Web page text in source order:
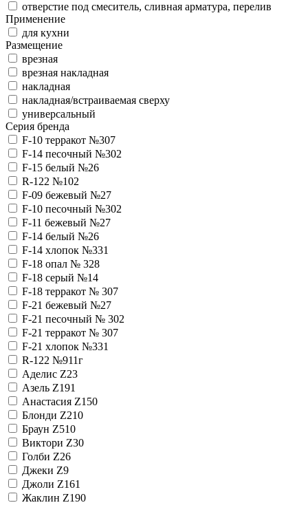
отверстие под смеситель, сливная арматура, перелив
Применение
для кухни
Размещение
врезная
врезная накладная
накладная
накладная/встраиваемая сверху
универсальный
Серия бренда
F-10 терракот №307
F-14 песочный №302
F-15 белый №26
R-122 №102
F-09 бежевый №27
F-10 песочный №302
F-11 бежевый №27
F-14 белый №26
F-14 хлопок №331
F-18 опал № 328
F-18 серый №14
F-18 терракот № 307
F-21 бежевый №27
F-21 песочный № 302
F-21 терракот № 307
F-21 хлопок №331
R-122 №911г
Аделис Z23
Азель Z191
Анастасия Z150
Блонди Z210
Браун Z510
Виктори Z30
Голби Z26
Джеки Z9
Джоли Z161
Жаклин Z190